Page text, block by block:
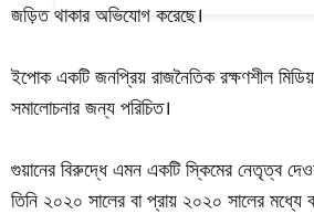
জড়িত থাকার অভিযোগ করেছে।
ইপোক একটি জনপ্রিয় রাজনৈতিক রক্ষণশীল
সমালোচনার জন্য পরিচিত।
গুয়ানের বিরুদ্ধে এমন একটি স্কিমের নেতৃত্ব
তিনি ২০২০ সালের বা প্রায় ২০২০ সালের মধ্যে